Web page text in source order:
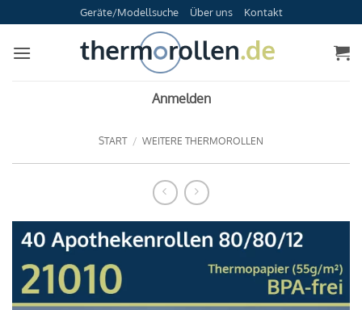
Inhalt
springen
Geräte/Modellsuche Über uns Kontakt
Anmelden
START / WEITERE THERMOROLLEN